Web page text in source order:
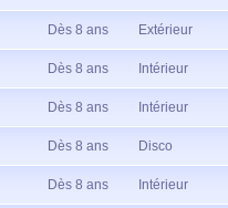
Dès 8 ans Extérieur
Dès 8 ans Intérieur
Dès 8 ans Intérieur
Dès 8 ans Disco
Dès 8 ans Intérieur